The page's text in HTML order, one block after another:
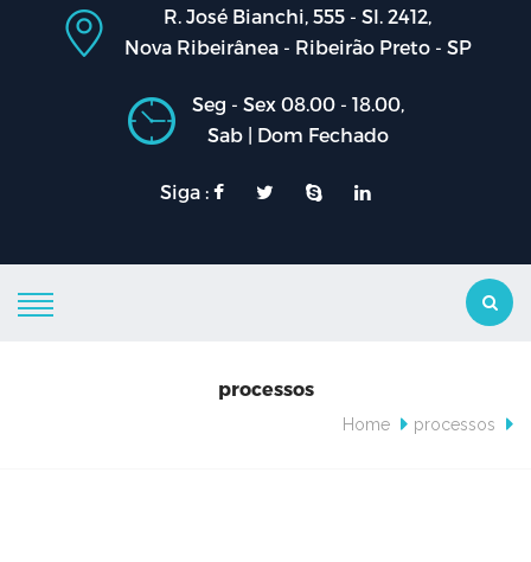
R. José Bianchi, 555 - Sl. 2412,
Nova Ribeirânea - Ribeirão Preto - SP
Seg - Sex 08.00 - 18.00,
Sab | Dom Fechado
Siga :
processos
Home processos